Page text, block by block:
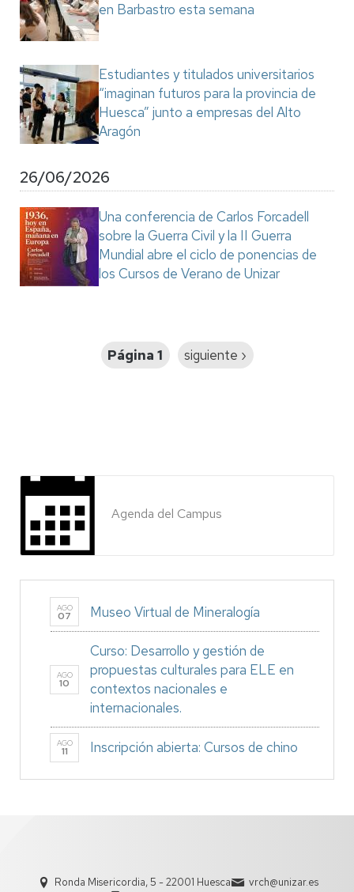
en Barbastro esta semana
Estudiantes y titulados universitarios
“imaginan futuros para la provincia de
Huesca” junto a empresas del Alto
Aragón
26/06/2026
Una conferencia de Carlos Forcadell
sobre la Guerra Civil y la II Guerra
Mundial abre el ciclo de ponencias de
los Cursos de Verano de Unizar
Página 1
Siguiente
siguiente ›
Agenda del Campus
AGO
07 Museo Virtual de Mineralogía
AGO
10
Curso: Desarrollo y gestión de
propuestas culturales para ELE en
contextos nacionales e
internacionales.
AGO
11 Inscripción abierta: Cursos de chino
Ronda Misericordia, 5 - 22001 Huesca
vrch@unizar.es